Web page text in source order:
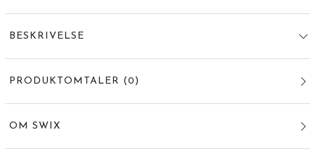
BESKRIVELSE
PRODUKTOMTALER (0 )
OM SWIX